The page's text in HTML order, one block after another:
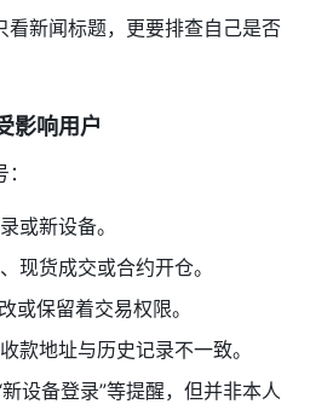
看新闻标题，更要排查自己是否
影响用户
或新设备。
现货成交或合约开仓。
或保留着交易权限。
款地址与历史记录不一致。
设备登录”等提醒，但并非本人